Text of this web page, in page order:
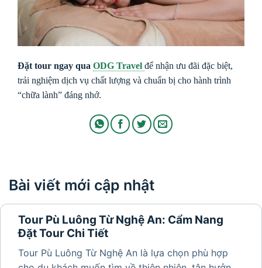
Đặt tour ngay qua ODG Travel để nhận ưu đãi đặc biệt,
trải nghiệm dịch vụ chất lượng và chuẩn bị cho hành trình
“chữa lành” đáng nhớ.
Bài viết mới cập nhật
Tour Pù Luông Từ Nghệ An: Cẩm Nang
Đặt Tour Chi Tiết
Tour Pù Luông Từ Nghệ An là lựa chọn phù hợp